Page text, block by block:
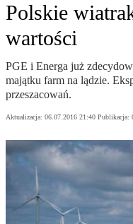
Polskie
wartości
PGE i Energa już
majątku farm na lądzie.
przeszacowań.
Aktualizacja: 06.07.2016 21:40 Publikacja: